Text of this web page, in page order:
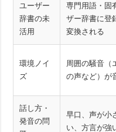
ユーザー
辞書の未
活用
専門用語・固
ザー辞書に登
変換される
環境ノイ
ズ
周囲の騒音（
の声など）が
話し方・
発音の問
早口、声が小
い、方言が強